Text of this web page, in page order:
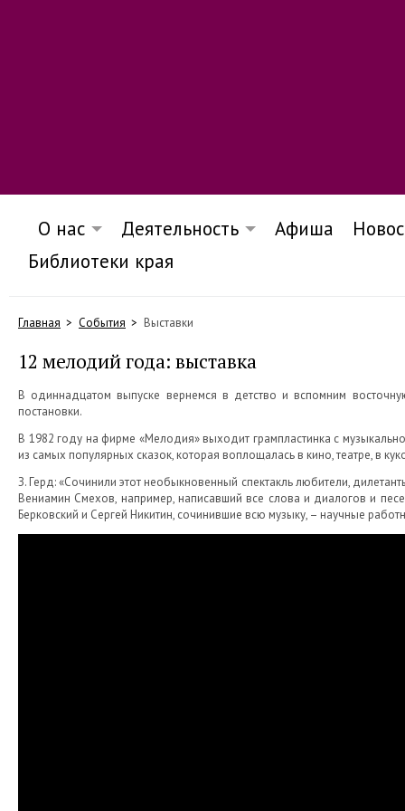
О нас Деятельность Афиша
Библиотеки края
Главная События Выставки
12 мелодий года: выставка
В одиннадцатом выпуске вернемся в детство и вспомним
постановки.
В 1982 году на фирме «Мелодия» выходит грампластинка с
из самых популярных сказок, которая воплощалась в кино, театре, в
З. Герд: «Сочинили этот необыкновенный спектакль любители,
Вениамин Смехов, например, написавший все слова и диалогов и
Берковский и Сергей Никитин, сочинившие всю музыку, – научные